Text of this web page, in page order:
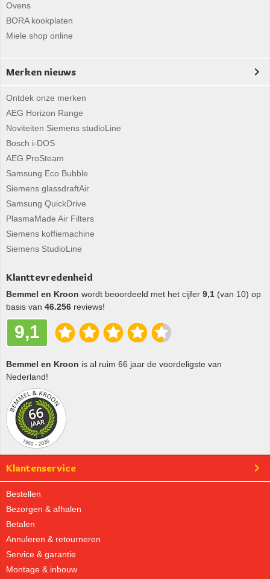
Ovens
BORA kookplaten
Miele shop online
Merken nieuws
Ontdek onze merken
AEG Horizon Range
Noviteiten Siemens studioLine
Bosch i-DOS
AEG ProSteam
Samsung Eco Bubble
Siemens glassdraftAir
Samsung QuickDrive
PlasmaMade Air Filters
Siemens koffiemachine
Siemens StudioLine
Klanttevredenheid
Bemmel en Kroon wordt beoordeeld met het cijfer 9,1 (van 10) op
basis van 46.256 reviews!
9,1
Bemmel en Kroon is al ruim 66 jaar de voordeligste van
Nederland!
Klantenservice
Bestellen
Bezorgen & afhalen
Betalen
Annuleren & retourneren
Service & garantie
Montage & inbouw